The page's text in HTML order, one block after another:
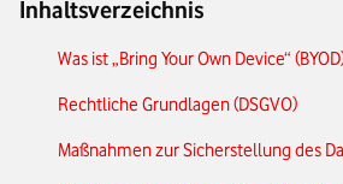
Inhaltsverzeichnis
Was ist „Bring Your Own Device“
Rechtliche Grundlagen (DSGVO)
Maßnahmen zur Sicherstellung des